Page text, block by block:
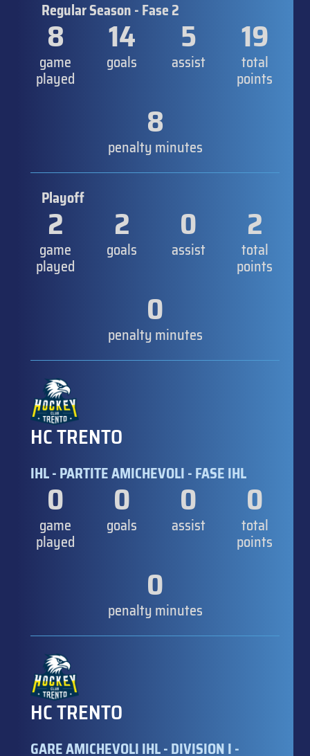
Regular Season - Fase 2
8
game
played
14
goals
5
assist
19
total
points
8
penalty minutes
Playoff
2
game
played
2
goals
0
assist
2
total
points
0
penalty minutes
HC TRENTO
IHL - PARTITE AMICHEVOLI - FASE IHL
0
game
played
0
goals
0
assist
0
total
points
0
penalty minutes
HC TRENTO
GARE AMICHEVOLI IHL - DIVISION I -